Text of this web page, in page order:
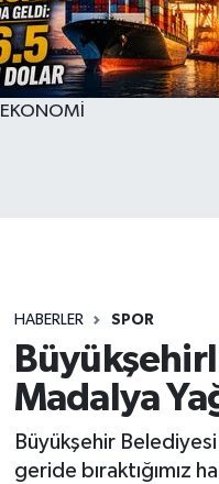
EKONOMİ
HABERLER SPOR
Madalya
Büyükşehir
geride bıraktığımız